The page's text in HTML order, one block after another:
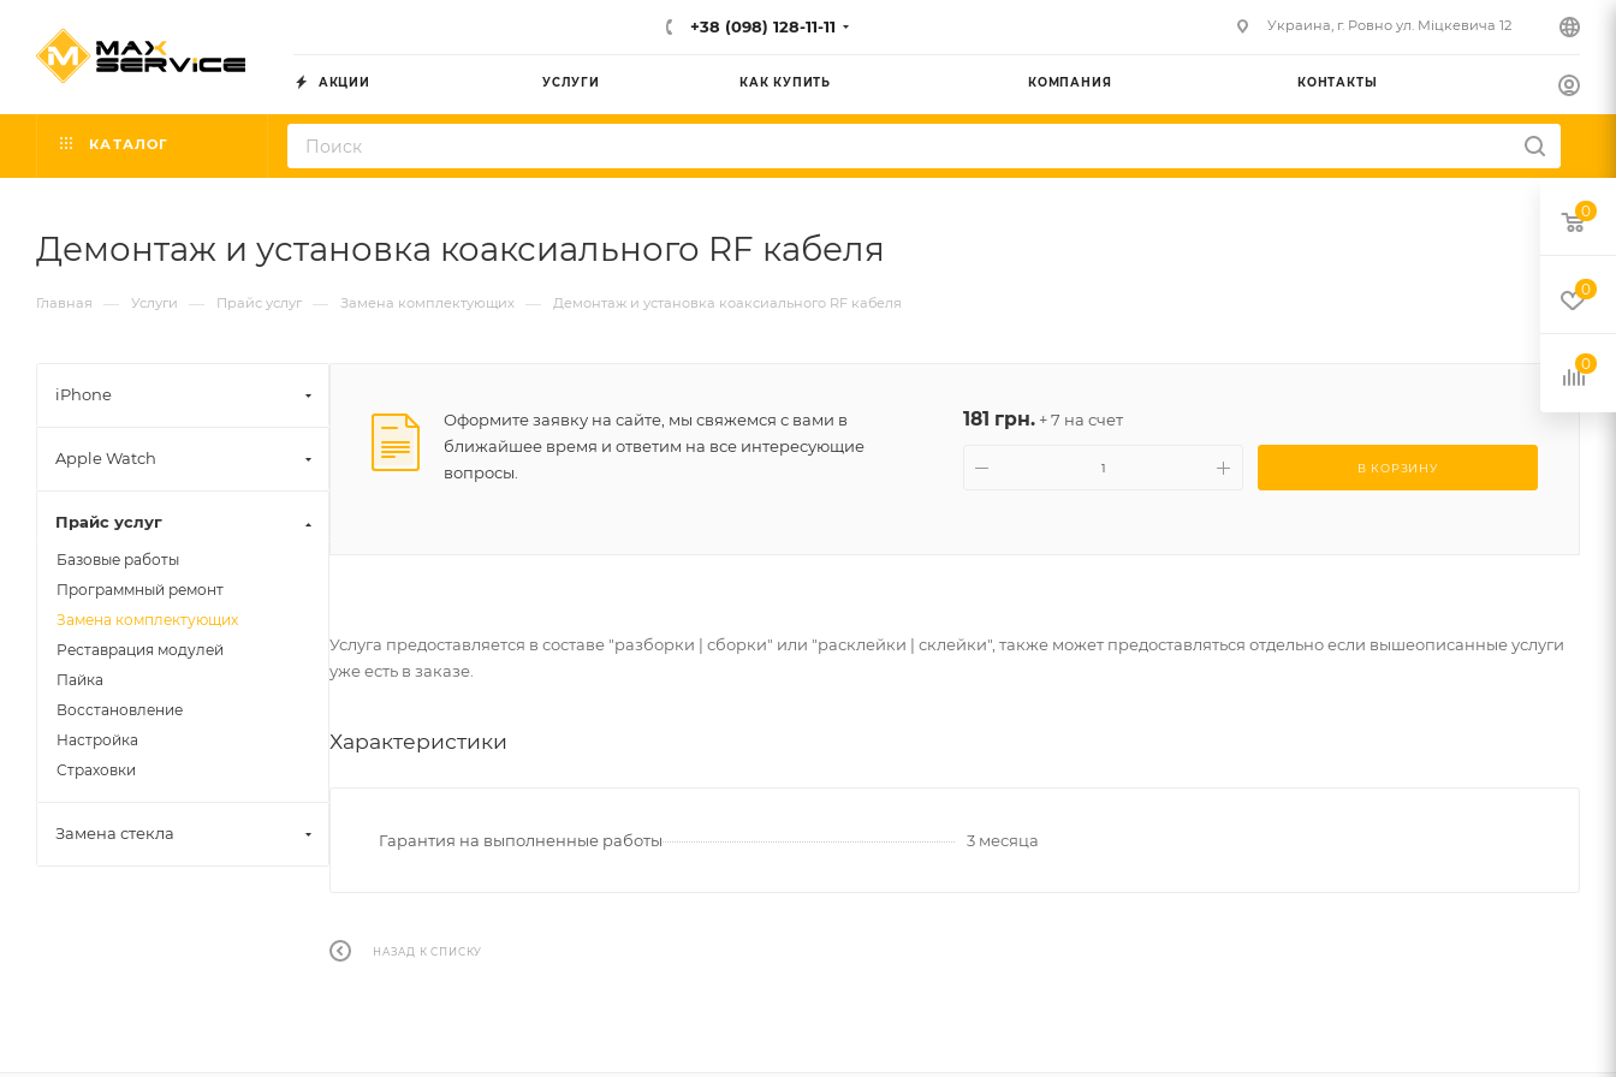
+38 (098) 128-11-11 Украина, г. Ровно ул. Міцкевича 12
АКЦИИ УСЛУГИ КАК КУПИТЬ КОМПАНИЯ КОНТАКТЫ
КАТАЛОГ
Демонтаж и установка коаксиального RF кабеля
Главная — Услуги — Прайс услуг — Замена комплектующих — Демонтаж и установка коаксиального RF кабеля
Оформите заявку на сайте, мы свяжемся с вами в
ближайшее время и ответим на все интересующие
вопросы.
181 грн. + 7 на счет
В КОРЗИНУ
Услуга предоставляется в составе "разборки | сборки" или "расклейки | склейки", также может предоставляться отдельно если вышеописанные услуги
уже есть в заказе.
Характеристики
Гарантия на выполненные работы 3 месяца
НАЗАД К СПИСКУ
iPhone
Apple Watch
Прайс услуг
Базовые работы
Программный ремонт
Замена комплектующих
Реставрация модулей
Пайка
Восстановление
Настройка
Страховки
Замена стекла
0
0
0